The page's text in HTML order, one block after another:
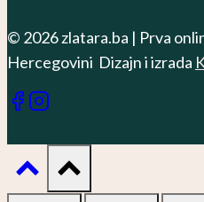
© 2026 zlatara.ba | Prva
Hercegovini Dizajn i izrada